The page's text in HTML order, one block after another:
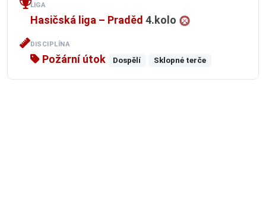
LIGA
Hasičská liga – Praděd 4.kolo
DISCIPLÍNA
Požární útok Dospělí Sklopné terče